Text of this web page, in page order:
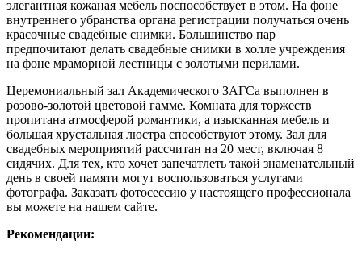
элегантная кожаная мебель поспособствует в этом. На фоне
внутреннего убранства органа регистрации получаться очень
красочные свадебные снимки. Большинство пар
предпочитают делать свадебные снимки в холле учреждения
на фоне мраморной лестницы с золотыми перилами.
Церемониальный зал Академического ЗАГСа выполнен в
розово-золотой цветовой гамме. Комната для торжеств
пропитана атмосферой романтики, а изысканная мебель и
большая хрустальная люстра способствуют этому. Зал для
свадебных мероприятий рассчитан на 20 мест, включая 8
сидячих. Для тех, кто хочет запечатлеть такой знаменательный
день в своей памяти могут воспользоваться услугами
фотографа. Заказать фотосессию у настоящего профессионала
вы можете на нашем сайте.
Рекомендации: